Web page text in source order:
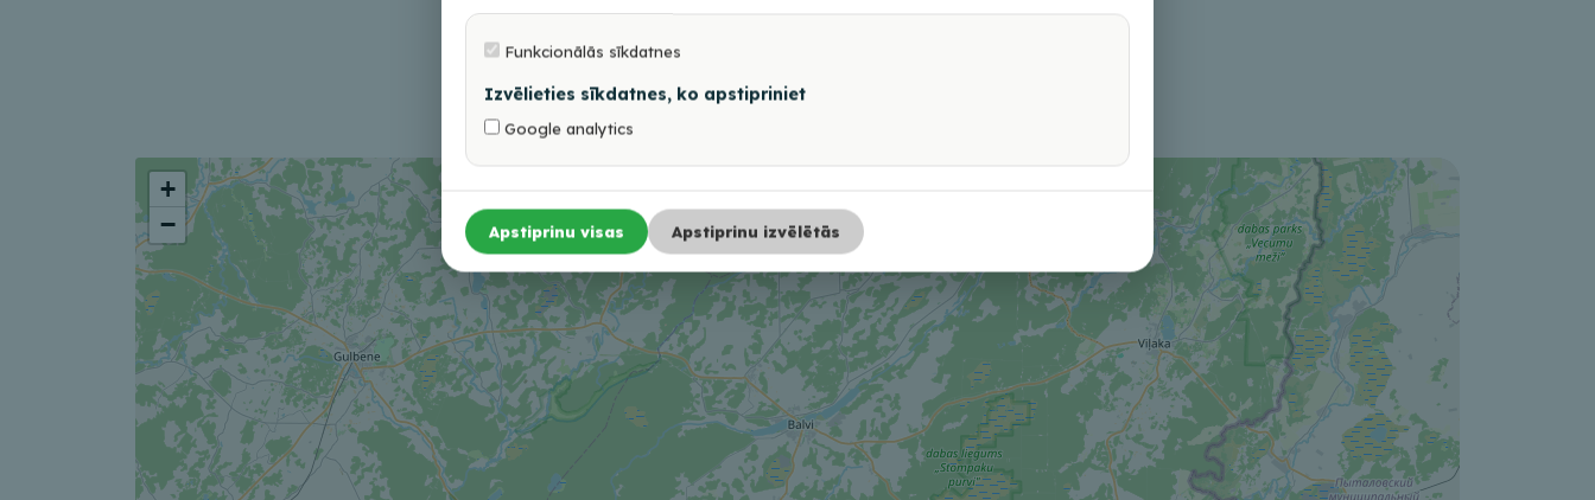
keramika”
1 2 3
+
−
Funkcionālās sīkdatnes
Izvēlieties sīkdatnes, ko apstipriniet
Google analytics
Apstiprinu visas Apstiprinu izvēlētās